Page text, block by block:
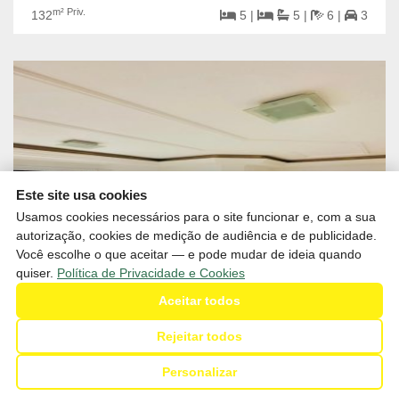
132m² Priv. 5 | 5 | 6 | 3
Venda
Este site usa cookies
Usamos cookies necessários para o site funcionar e, com a sua
autorização, cookies de medição de audiência e de publicidade.
Você escolhe o que aceitar — e pode mudar de ideia quando
quiser. Política de Privacidade e Cookies
Aceitar todos
Rejeitar todos
Personalizar